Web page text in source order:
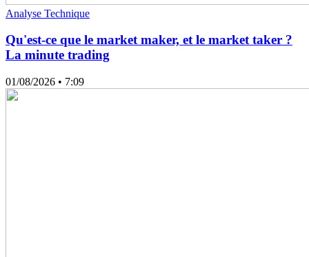
Analyse Technique
Qu'est-ce que le market maker, et le market taker ?
La minute trading
01/08/2026 • 7:09